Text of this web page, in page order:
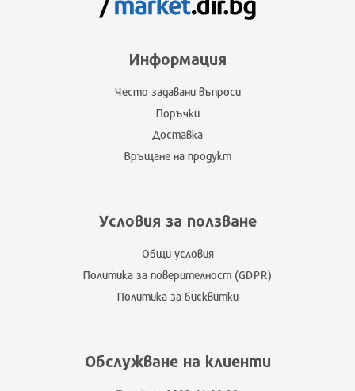
Информация
Често задавани въпроси
Поръчки
Доставка
Връщане на продукт
Условия за ползване
Общи условия
Политика за поверителност (GDPR)
Политика за бисквитки
Обслужване на клиенти